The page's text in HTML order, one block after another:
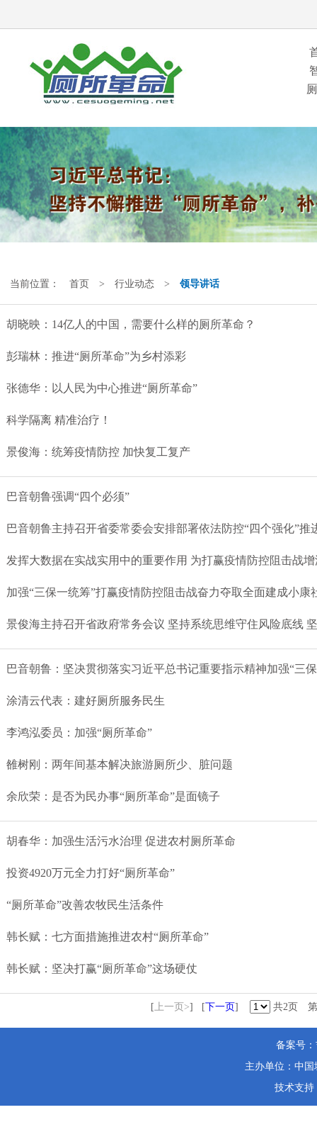
当前位置： 首页 > 行业动态 > 领导讲话
胡晓映：14亿人的中国，需要什么样的厕所革命？
彭瑞林：推进“厕所革命”为乡村添彩
张德华：以人民为中心推进“厕所革命”
科学隔离 精准治疗！
景俊海：统筹疫情防控 加快复工复产
巴音朝鲁强调“四个必须”
巴音朝鲁主持召开省委常委会安排部署依法防控“四个强化”
发挥大数据在实战实用中的重要作用 为打赢疫情防控阻击战
加强“三保一统筹”打赢疫情防控阻击战奋力夺取全面建成小康
景俊海主持召开省政府常务会议 坚持系统思维守住风险底线
巴音朝鲁：坚决贯彻落实习近平总书记重要指示精神加强“三
涂清云代表：建好厕所服务民生
李鸿泓委员：加强“厕所革命”
雒树刚：两年间基本解决旅游厕所少、脏问题
余欣荣：是否为民办事“厕所革命”是面镜子
胡春华：加强生活污水治理 促进农村厕所革命
投资4920万元全力打好“厕所革命”
“厕所革命”改善农牧民生活条件
韩长赋：七方面措施推进农村“厕所革命”
韩长赋：坚决打赢“厕所革命”这场硬仗
[上一页>] [下一页] 共2页 第
备案号：
主办单位：中
技术支持